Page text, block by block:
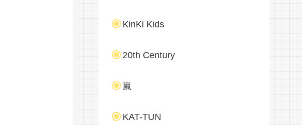
KinKi Kids
20th Century
嵐
KAT-TUN